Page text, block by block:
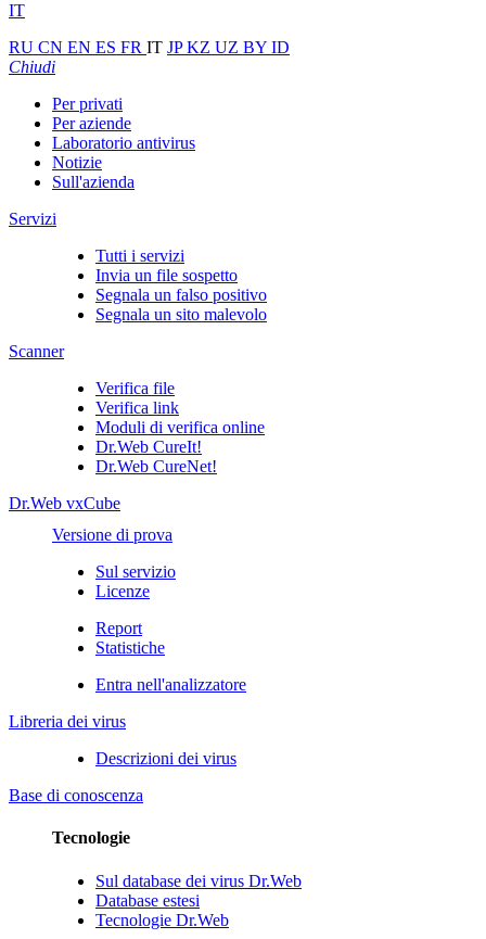
IT
RU CN EN ES FR IT JPKZ UZ BY ID
Chiudi
Per privati
Per aziende
Laboratorio antivirus
Notizie
Sull'azienda
Servizi
Tutti i servizi
Invia un file sospetto
Segnala un falso positivo
Segnala un sito malevolo
Scanner
Verifica file
Verifica link
Moduli di verifica online
Dr.Web CureIt!
Dr.Web CureNet!
Dr.Web vxCube
Versione di prova
Sul servizio
Licenze
Report
Statistiche
Entra nell'analizzatore
Libreria dei virus
Descrizioni dei virus
Base di conoscenza
Tecnologie
Sul database dei virus Dr.Web
Database estesi
Tecnologie Dr.Web